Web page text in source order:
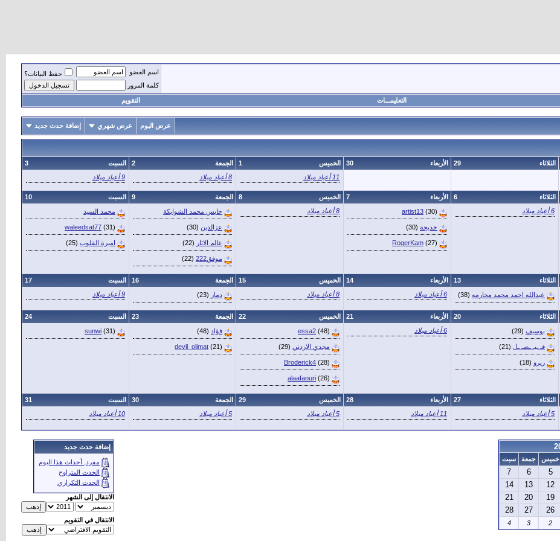
اسم العضو
حفظ البيانات؟
كلمة المرور
التعليمـــات التقويم
عرض اليوم عرض شهري إضافة حدث جديد
29 الثلاثاء 30 الأربعاء 1
الخميس
11 أعياد ميلاد
2
الجمعة
8 أعياد ميلاد
3
السبت
9 أعياد ميلاد
6
الثلاثاء
6 أعياد ميلاد
7 الأربعاء
artist13 (30)
خديجة (30)
RogerKam (27)
8
الخميس
8 أعياد ميلاد
9 الجمعة
حابس محمد الشوابكة
عزالدين (30)
عالم الاثار (22)
موفق222 (22)
10 السبت
محمد السيد
waleedsat77 (31)
اميرة القلوب (25)
13 الثلاثاء
عبدالله احمد محمد محارمه (38)
14
الأربعاء
6 أعياد ميلاد
15
الخميس
8 أعياد ميلاد
16 الجمعة
دمار (23)
17
السبت
9 أعياد ميلاد
20 الثلاثاء
بوسيف (29)
فـ ـيـ ـصـ ـل (21)
ريرو (18)
21
الأربعاء
6 أعياد ميلاد
22 الخميس
essa2 (48)
مجدي الاردني (29)
Broderick4 (28)
alaafaouri (26)
23 الجمعة
فؤاد (48)
devil_olimat (21)
24 السبت
sunwi (31)
27
الثلاثاء
5 أعياد ميلاد
28
الأربعاء
11 أعياد ميلاد
29
الخميس
5 أعياد ميلاد
30
الجمعة
5 أعياد ميلاد
31
السبت
10 أعياد ميلاد
خميس جمعة
سبت
5
6
7
12
13
14
19
20
21
26
27
28
2
3
4
إضافة حدث جديد
مفرد, أحداث هذا اليوم
الحدث المتراوح
الحدث التكراري
الانتقال إلى الشهر
الانتقال في التقويم